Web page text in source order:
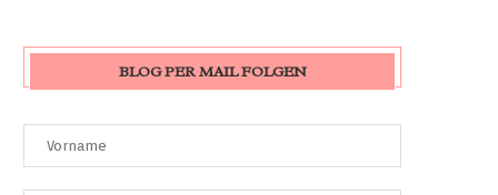
BLOG PER MAIL FOLGEN